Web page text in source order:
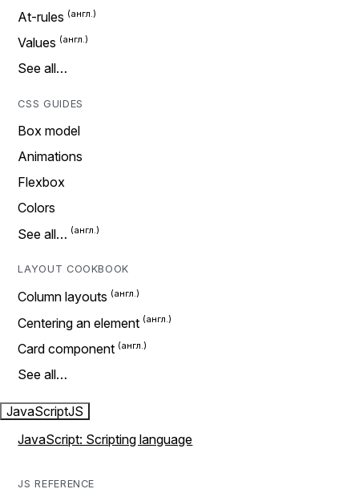
At-rules
Values
See all…
CSS GUIDES
Box model
Animations
Flexbox
Colors
See all…
LAYOUT COOKBOOK
Column layouts
Centering an element
Card component
See all…
JavaScriptJS
JavaScript: Scripting language
JS REFERENCE